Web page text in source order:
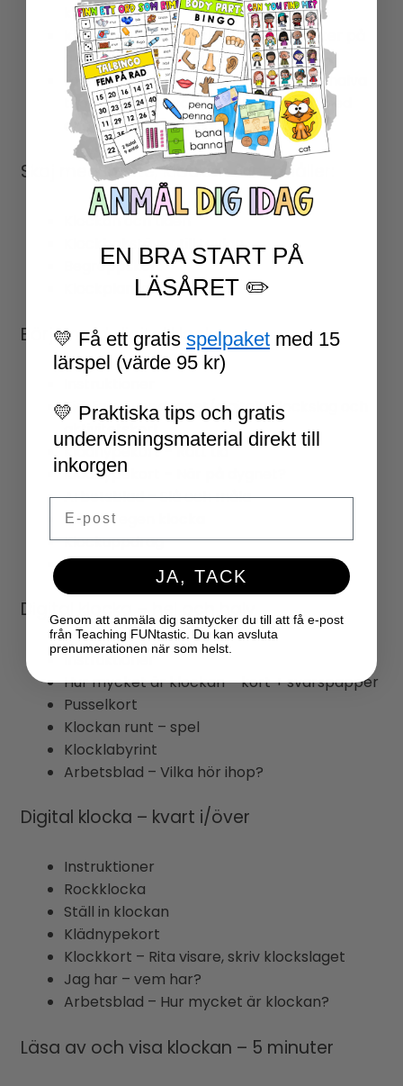
klocka
läsa av och visa klockslag i fem minuter på
analog och digital klocka
räkna med enkla klockslag i hela och halva
timmar, samt kvart i och kvart över med
analog och digital klocka.
Skoj med Matte; Klockan 3 innehåller:
Klockan och tiden
Klockbokstäver till tavlan
Begreppskort
Klockplanscher
Börja med digital klocka
Tidslinje över dygnet/digitala klockslag och
aktivitetskort
Klädnypekort – Rätt tid
Klädnypekort – När på dygnet?
Arbetsblad – Slå och måla
Gör din egen klocka
Klockuppdrag
Arbetsblad – Digital klocka
Digital klocka – hel och halv
Instruktioner
Hur mycket är klockan – kort + svarspapper
Pusselkort
Klockan runt – spel
Klocklabyrint
Arbetsblad – Vilka hör ihop?
Digital klocka – kvart i/över
Instruktioner
Rockklocka
Ställ in klockan
Klädnypekort
Klockkort – Rita visare, skriv klockslaget
Jag har – vem har?
Arbetsblad – Hur mycket är klockan?
Läsa av och visa klockan – 5 minuter
EN BRA START PÅ
LÄSÅRET ✏️
💛 Få ett gratis spelpaket med 15
lärspel (värde 95 kr)
💛 Praktiska tips och gratis
undervisningsmaterial direkt till
inkorgen
JA, TACK
Genom att anmäla dig samtycker du till att få e-post
från Teaching FUNtastic. Du kan avsluta
prenumerationen när som helst.